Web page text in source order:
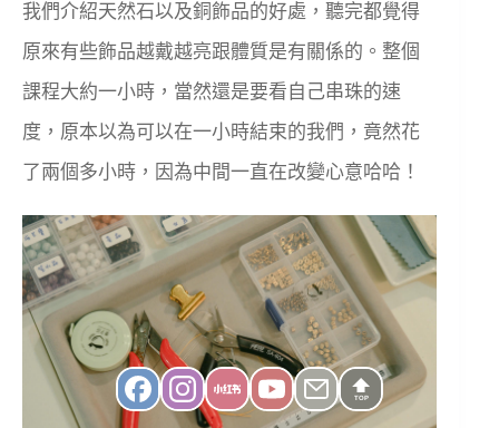
我們介紹天然石以及銅飾品的好處，聽完都覺得
原來有些飾品越戴越亮跟體質是有關係的。整個
課程大約一小時，當然還是要看自己串珠的速
度，原本以為可以在一小時結束的我們，竟然花
了兩個多小時，因為中間一直在改變心意哈哈！
TOP